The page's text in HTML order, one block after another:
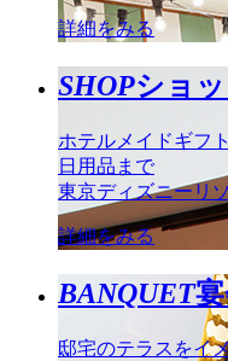
詳細をみる
SHOPショ
ホテルメイドギフ
日用品まで
東京ディズニーリ
詳細をみる
BANQUET
邸宅のテラスをイ